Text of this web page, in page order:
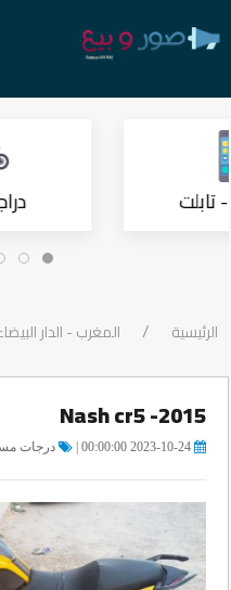
تابلت
الرئيسية المغرب - الدار
Nash cr5 -2015
2023-10-24 00:00:00 | درجات